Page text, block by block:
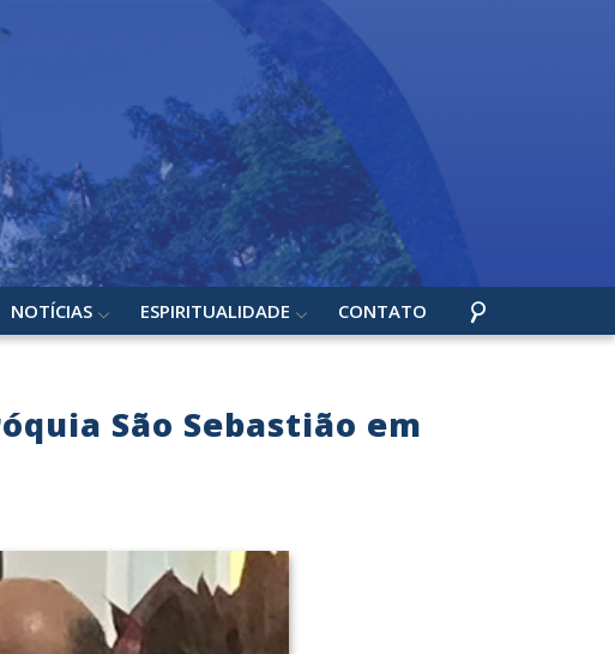
NOTÍCIAS ESPIRITUALIDADE CONTATO
São Sebastião em